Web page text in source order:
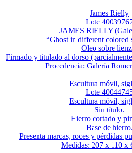
James Rielly
Lote
JAMES RIELLY
“Ghost in different colored
Óleo sobre
Firmado y titulado al dorso
Procedencia: Galería
Escultura móvil,
Lote
Escultura móvil,
Sin título.
Hierro cortado y
Base de hierro.
Presenta marcas, roces y pérdidas
Medidas: 207 x 110 x